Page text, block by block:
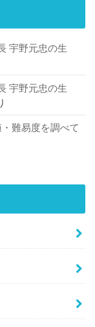
宇野元忠の生
宇野元忠の生
難易度を調べて